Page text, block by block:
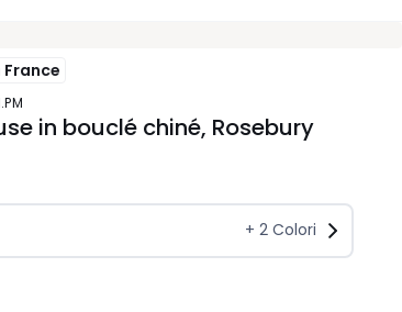
France
in bouclé chiné, Rosebury
+ 2Colori